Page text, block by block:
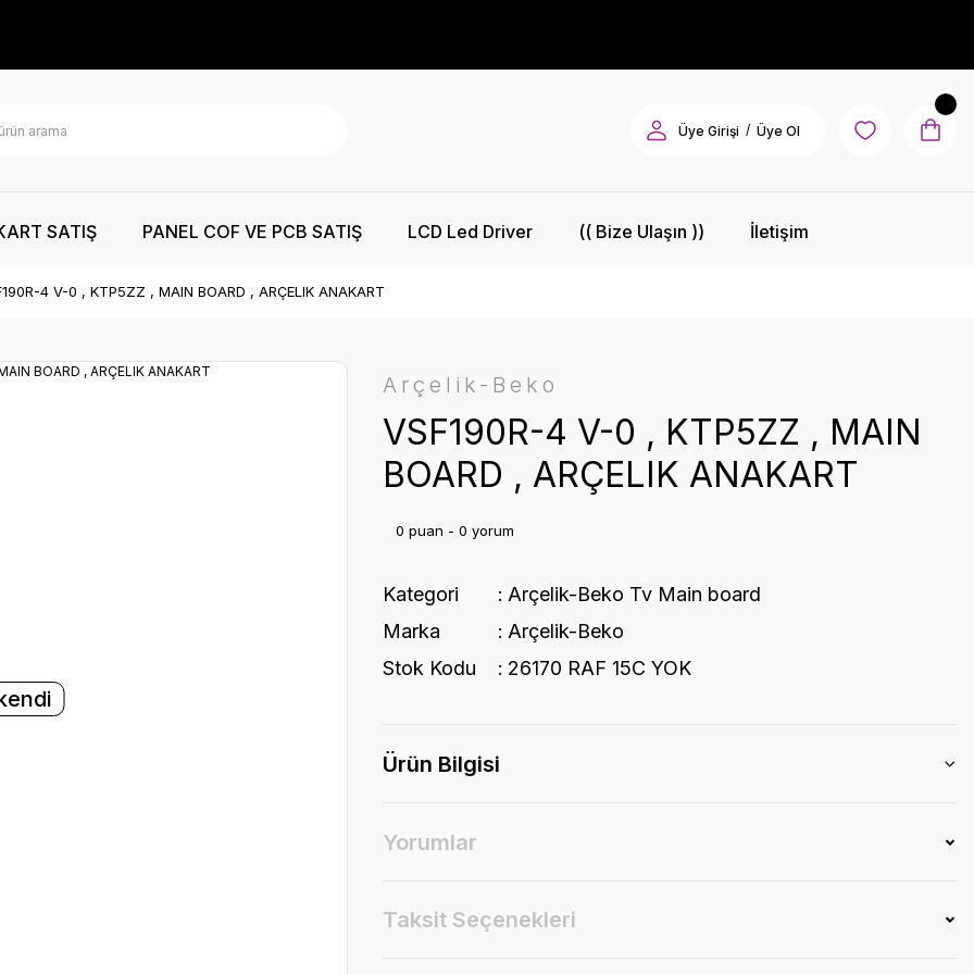
Üye Girişi / Üye Ol
SATIŞ PANEL COF VE PCB SATIŞ LCD Led Driver (( Bize Ulaşın )) İletişim
4 V-0 , KTP5ZZ , MAIN BOARD , ARÇELIK ANAKART
Arçelik-Beko
VSF190R-4 V-0 , KTP5ZZ , MAIN
BOARD , ARÇELIK ANAKART
0 puan - 0 yorum
Kategori
Arçelik-Beko Tv Main board
Marka
Arçelik-Beko
Stok Kodu
26170 RAF 15C YOK
Ürün Bilgisi
Yorumlar
Taksit Seçenekleri